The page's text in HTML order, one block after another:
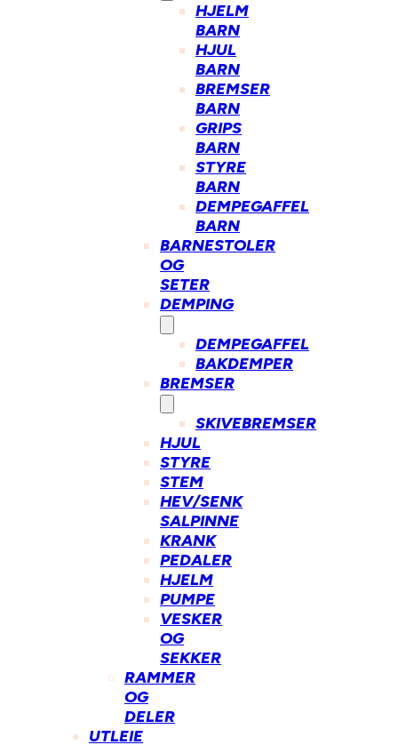
HJELM
BARN
HJUL
BARN
BREMSER
BARN
GRIPS
BARN
STYRE
BARN
DEMPEGAFFEL
BARN
BARNESTOLER
OG
SETER
DEMPING
DEMPEGAFFEL
BAKDEMPER
BREMSER
SKIVEBREMSER
HJUL
STYRE
STEM
HEV/SENK
SALPINNE
KRANK
PEDALER
HJELM
PUMPE
VESKER
OG
SEKKER
RAMMER
OG
DELER
UTLEIE